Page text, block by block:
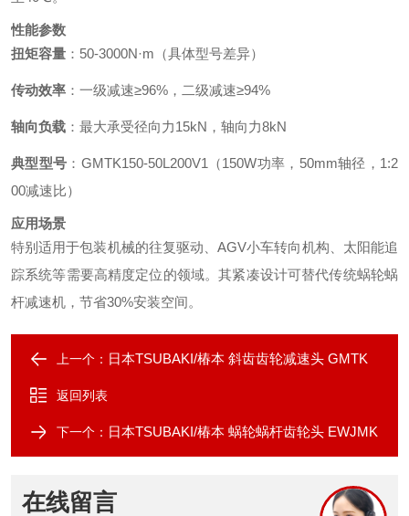
性能参数
扭矩容量 ：50-3000N·m（具体型号差异）
传动效率 ：一级减速≥96%，二级减速≥94%
轴向负载 ：最大承受径向力15kN，轴向力8kN
典型型号 ：GMTK150-50L200V1（150W功率，50mm轴径，1:2
00减速比）
应用场景
特别适用于包装机械的往复驱动、AGV小车转向机构、太阳能追
踪系统等需要高精度定位的领域。其紧凑设计可替代传统蜗轮蜗
杆减速机，节省30%安装空间。
上一个： 日本TSUBAKI/椿本 斜齿齿轮减速头 GMTK
返回列表
下一个： 日本TSUBAKI/椿本 蜗轮蜗杆齿轮头 EWJMK
在线留言